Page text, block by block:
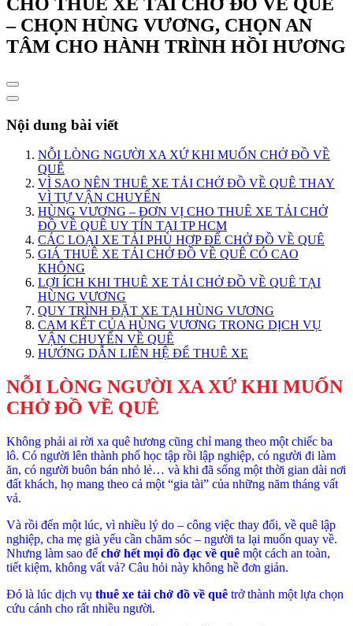
– CHỌN HÙNG VƯƠNG, CHỌN AN
TÂM CHO HÀNH TRÌNH HỒI HƯƠNG
Nội dung bài viết
NỖI LÒNG NGƯỜI XA XỨ KHI MUỐN CHỞ ĐỒ VỀ
QUÊ
VÌ SAO NÊN THUÊ XE TẢI CHỞ ĐỒ VỀ QUÊ THAY
VÌ TỰ VẬN CHUYỂN
HÙNG VƯƠNG – ĐƠN VỊ CHO THUÊ XE TẢI CHỞ
ĐỒ VỀ QUÊ UY TÍN TẠI TP HCM
CÁC LOẠI XE TẢI PHÙ HỢP ĐỂ CHỞ ĐỒ VỀ QUÊ
GIÁ THUÊ XE TẢI CHỞ ĐỒ VỀ QUÊ CÓ CAO
KHÔNG
LỢI ÍCH KHI THUÊ XE TẢI CHỞ ĐỒ VỀ QUÊ TẠI
HÙNG VƯƠNG
QUY TRÌNH ĐẶT XE TẠI HÙNG VƯƠNG
CAM KẾT CỦA HÙNG VƯƠNG TRONG DỊCH VỤ
VẬN CHUYỂN VỀ QUÊ
HƯỚNG DẪN LIÊN HỆ ĐỂ THUÊ XE
NỖI LÒNG NGƯỜI XA XỨ KHI MUỐN
CHỞ ĐỒ VỀ QUÊ
Không phải ai rời xa quê hương cũng chỉ mang theo một chiếc ba
lô. Có người lên thành phố học tập rồi lập nghiệp, có người đi làm
ăn, có người buôn bán nhỏ lẻ… và khi đã sống một thời gian dài nơi
đất khách, họ mang theo cả một “gia tài” của những năm tháng vất
vả.
Và rồi đến một lúc, vì nhiều lý do – công việc thay đổi, về quê lập
nghiệp, cha mẹ già yếu cần chăm sóc – người ta lại muốn quay về.
Nhưng làm sao để chở hết mọi đồ đạc về quê một cách an toàn,
tiết kiệm, không vất vả? Câu hỏi này không hề đơn giản.
Đó là lúc dịch vụ thuê xe tải chở đồ về quê trở thành một lựa chọn
cứu cánh cho rất nhiều người.